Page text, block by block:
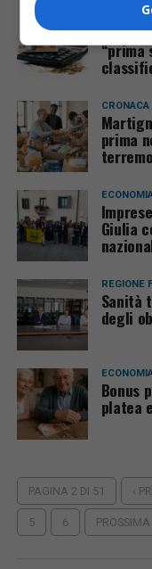
Ilia
“prima
prima
Giulia
REGIONE
Sanità
degli
Bonus
platea
PAGINA 2 DI 51 ‹
5 6 PROSSIMA